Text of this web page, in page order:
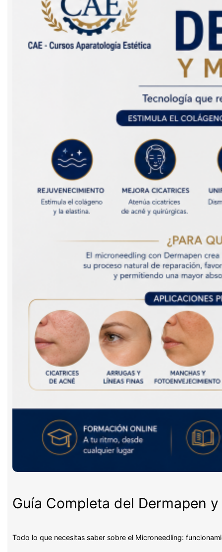
Guía Completa del Dermapen
Todo lo que necesitas saber sobre el Microneedling: